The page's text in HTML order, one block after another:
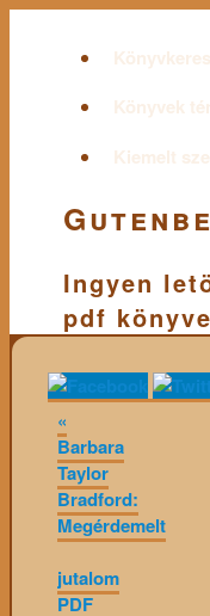
Könyvek
Kiemelt
Ingyen
pdf
«
Barbara
Taylor
Bradford:
Megérdemelt
jutalom
PDF